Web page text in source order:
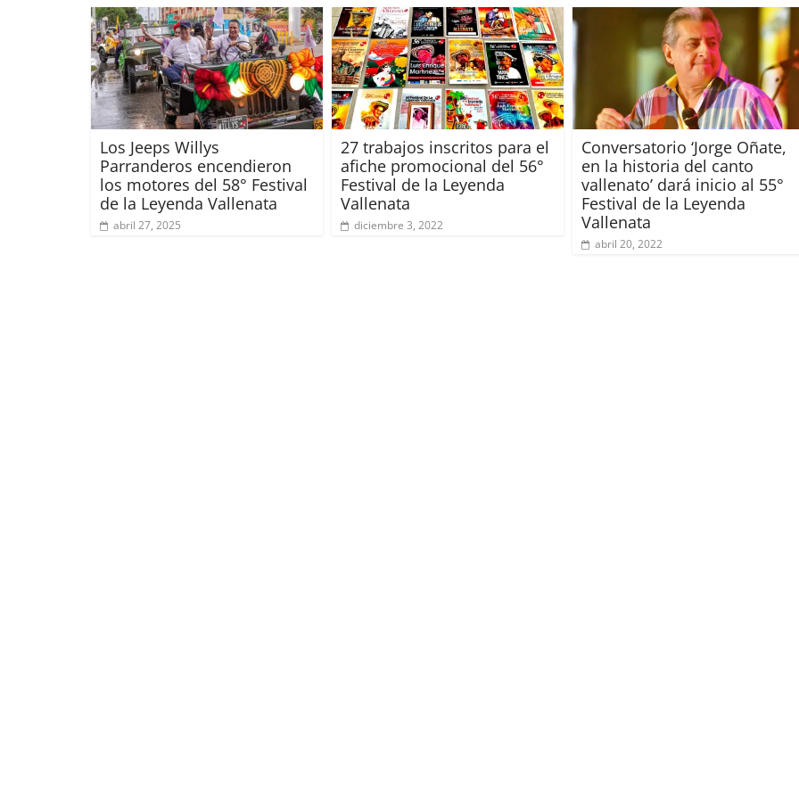
Los Jeeps Willys
Parranderos encendieron
los motores del 58° Festival
de la Leyenda Vallenata
abril 27, 2025
27 trabajos inscritos para el
afiche promocional del 56°
Festival de la Leyenda
Vallenata
diciembre 3, 2022
Conversatorio ‘Jorge Oñate,
en la historia del canto
vallenato’ dará inicio al 55°
Festival de la Leyenda
Vallenata
abril 20, 2022